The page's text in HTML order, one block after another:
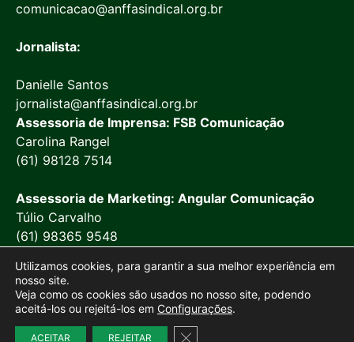
comunicacao@anffasindical.org.br
Jornalista:
Danielle Santos
jornalista@anffasindical.org.br
Assessoria de Imprensa: FSB Comunicação
Carolina Rangel
(61) 98128 7514
Assessoria de Marketing: Angular Comunicação
Túlio Carvalho
(61) 98365 9548
Utilizamos cookies, para garantir a sua melhor experiência em
nosso site.
Veja como os cookies são usados no nosso site, podendo
aceitá-los ou rejeitá-los em Configurações.
ACEITAR REJEITAR Close GDPR Cookie Banner